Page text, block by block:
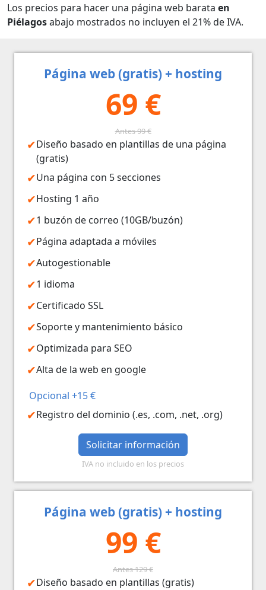
Los precios para hacer una página web barata en
Piélagosabajo mostrados no incluyen el 21% de IVA.
Página web (gratis) + hosting
69 €
Antes 99 €
Diseño basado en plantillas de una página
(gratis)
Una página con 5 secciones
Hosting 1 año
1 buzón de correo (10GB/buzón)
Página adaptada a móviles
Autogestionable
1 idioma
Certificado SSL
Soporte y mantenimiento básico
Optimizada para SEO
Alta de la web en google
Opcional +15 €
Registro del dominio (.es, .com, .net, .org)
Solicitar información
IVA no incluido en los precios
Página web (gratis) + hosting
99 €
Antes 129 €
Diseño basado en plantillas (gratis)